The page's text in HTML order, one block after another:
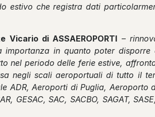
estivo che registra dati
Vicario di ASSAEROPORTI –
importanza in quanto poter
nel periodo delle ferie estive,
negli scali aeroportuali di tutto il
ADR, Aeroporti di Puglia, Aeroporto
GESAC, SAC, SACBO, SAGAT,